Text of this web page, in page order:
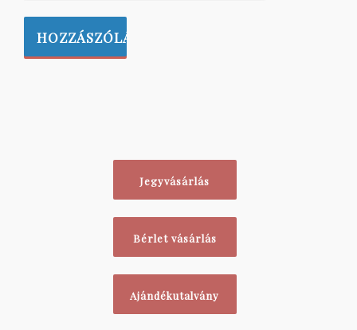
Jegyvásárlás
Bérlet vásárlás
Ajándékutalvány